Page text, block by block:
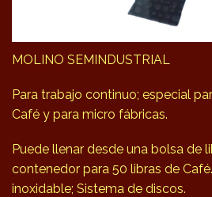
MOLINO SEMINDUSTRIAL
Para trabajo continuo; especial
Café y para micro fábricas.
Puede llenar desde una bolsa de
contenedor para 50 libras de
inoxidable; Sistema de discos.